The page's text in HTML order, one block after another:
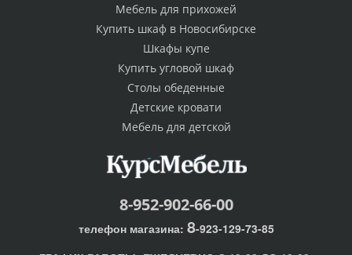
Мебель для прихожей
Купить шкаф в Новосибирске
Шкафы купе
Купить угловой шкаф
Столы обеденные
Детские кровати
Мебель для детской
8-952-902-66-00
телефон магазина: 8-923-129-73-85